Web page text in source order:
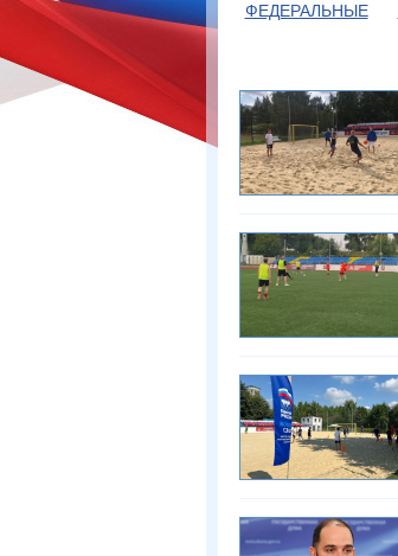
ФЕДЕРАЛЬНЫЕ